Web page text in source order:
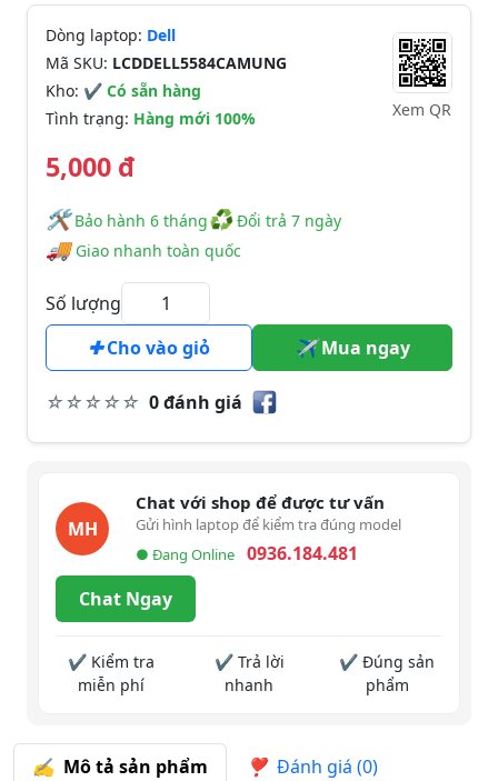
Dòng laptop: Dell
Mã SKU: LCDDELL5584CAMUNG
Kho: ✔ Có sẵn hàng
Tình trạng: Hàng mới 100% Xem QR
5,000 đ
🛠️️ Bảo hành 6 tháng♻Đổi trả 7 ngày
🚚Giao nhanh toàn quốc
Số lượng
Cho vào giỏ
Mua ngay
0 đánh giá
MH
Chat với shop để được tư vấn
Gửi hình laptop để kiểm tra đúng model
● Đang Online
0936.184.481
Chat Ngay
✔ Kiểm tra
miễn phí
✔ Trả lời
nhanh
✔ Đúng sản
phẩm
Mô tả sản phẩm Đánh giá (0)